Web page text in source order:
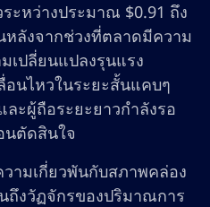
ะหว่างประมาณ $0.91 ถึง
หลังจากช่วงที่ตลาดมีความ
เปลี่ยนแปลงรุนแรง
อนไหวในระยะสั้นแคบๆ
ะผู้ถือระยะยาวกำลังรอ
ตัดสินใจ
ามเกี่ยวพันกับสภาพคล่อง
ถึงวัฏจักรของปริมาณการ